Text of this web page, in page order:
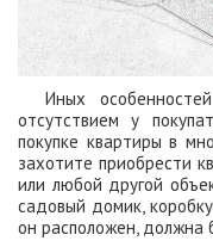
Иных
отсутствием у
покупке квартиры в
захотите приобрести
или любой другой
садовый домик,
он расположен, должна